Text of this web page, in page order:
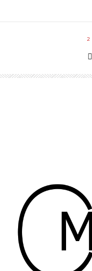
2